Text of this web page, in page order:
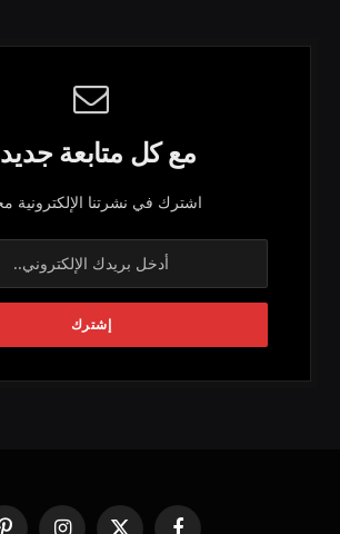
مع كل متابعة
اشترك في نشرتنا الإلكترونية